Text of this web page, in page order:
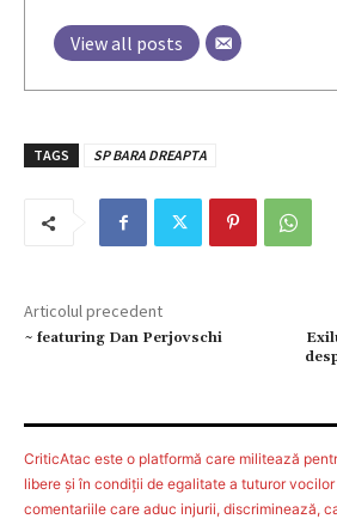
View all posts
TAGS SP BARA DREAPTA
Articolul precedent
~ featuring Dan Perjovschi
CriticAtac este o platformă care militează
libere şi în condiţii de egalitate a tuturor
comentariile care aduc injurii, discriminează,